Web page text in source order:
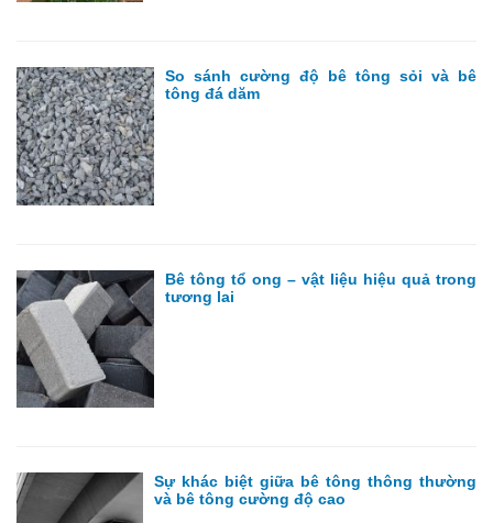
So sánh cường độ bê tông sỏi và bê
tông đá dăm
Bê tông tổ ong – vật liệu hiệu quả trong
tương lai
Sự khác biệt giữa bê tông thông thường
và bê tông cường độ cao